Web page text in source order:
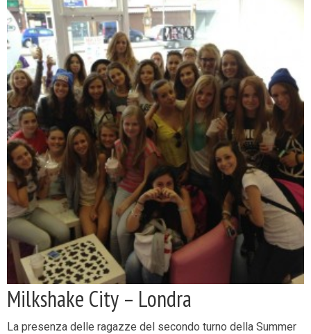
Milkshake City – Londra
La presenza delle ragazze del secondo turno della Summer